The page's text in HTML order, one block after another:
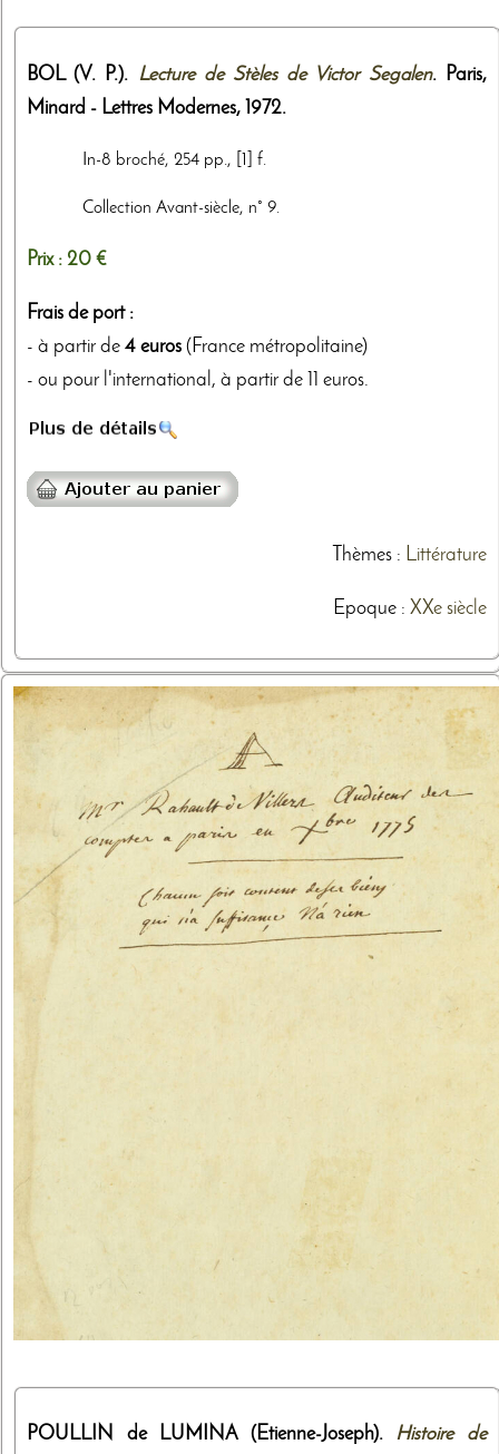
BOL (V. P.). Lecture de Stèles de Victor Segalen. Paris,
Minard - Lettres Modernes, 1972.
In-8 broché, 254 pp., [1] f.
Collection Avant-siècle, n° 9.
Prix : 20 €
Frais de port :
- à partir de 4 euros (France métropolitaine)
- ou pour l'international, à partir de 11 euros.
Thèmes: Littérature
Epoque : XXe siècle
POULLIN de LUMINA (Etienne-Joseph). Histoire de